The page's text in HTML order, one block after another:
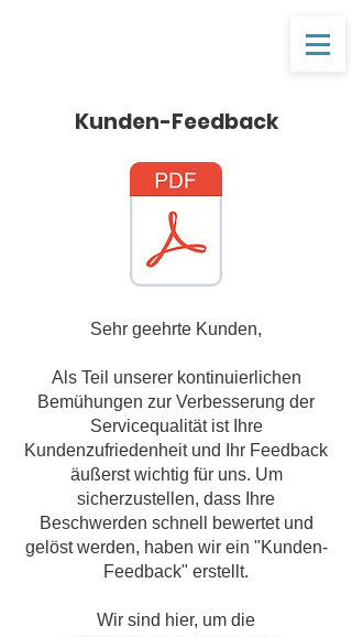
Kunden-Feedback
Sehr geehrte Kunden,
Als Teil unserer kontinuierlichen
Bemühungen zur Verbesserung der
Servicequalität ist Ihre
Kundenzufriedenheit und Ihr Feedback
äußerst wichtig für uns. Um
sicherzustellen, dass Ihre
Beschwerden schnell bewertet und
gelöst werden, haben wir ein "Kunden-
Feedback" erstellt.
Wir sind hier, um die